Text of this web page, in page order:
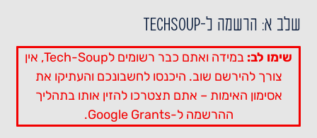
שלב א: הרשמה ל-TechSoup
שימו לב:
במידה ואתם כבר רשומים לTech-Soup, אין
צורך להירשם שוב. היכנסו לחשבונכם והעתיקו את
אסימון האימות – אתם תצטרכו להזין אותו בתהליך
ההרשמה ל-Google Grants.